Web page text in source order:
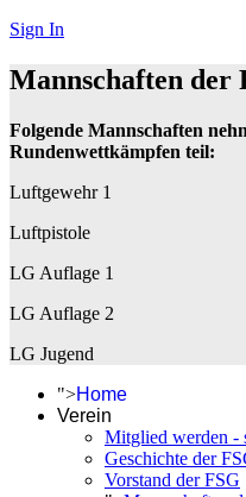
Sign In
Mannschaften der
Folgende Mannschaften
Rundenwettkämpfen teil:
Luftgewehr 1
Luftpistole
LG Auflage 1
LG Auflage 2
LG Jugend
">Home
Verein
Mitglied werden -
Geschichte der
Vorstand der FSG